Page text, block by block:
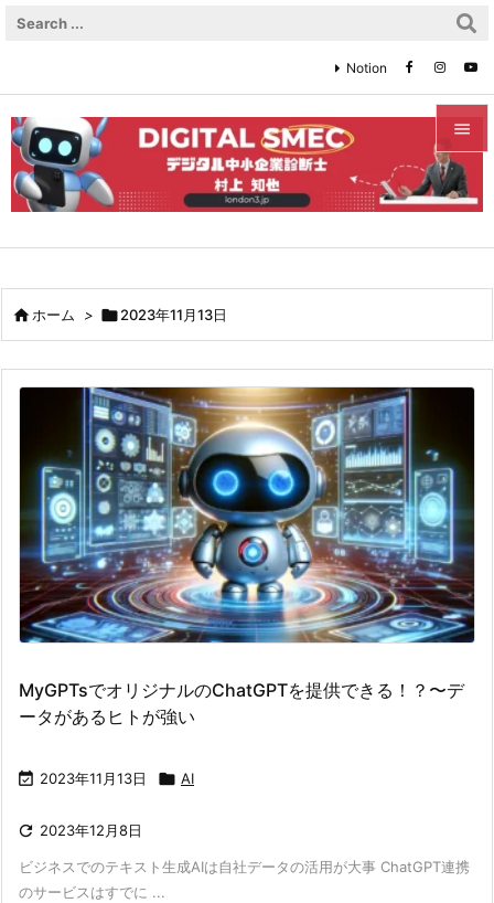


メニュ


次へ
Notion
ホーム > 2023年11月13日
MyGPTsでオリジナルのChatGPTを提供できる！？〜デ
ータがあるヒトが強い
 2023年11月13日  AI
 2023年12月8日
ビジネスでのテキスト生成AIは自社データの活用が大事 ChatGPT連携
のサービスはすでに ...